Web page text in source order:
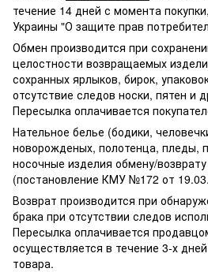
течение 14 дней с момента
Украины "О защите прав
Обмен производится при
целостности возвращаемых
сохранных ярлыков, бирок,
отсутствие следов носки, пятен и
Пересылка оплачивается
Нательное белье (бодики,
новорожденых, полотенца, пледы,
носочные изделия обмену/
(постановление КМУ №172 от
Возврат производится при
брака при отсутствии следов
Пересылка оплачивается
осуществляется в течение 3-х
товара.